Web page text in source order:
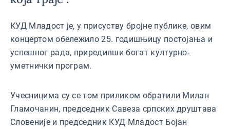
КУД Младост је, у присуству бројне публике, овим
концертом обележило 25. годишњицу постојања и
успешног рада, приредивши богат културно-
уметнички програм.
Учесницима су се том приликом обратили Милан
Гламочанин, председник Савеза српских друштава
Словеније и председник КУД Младост Бојан